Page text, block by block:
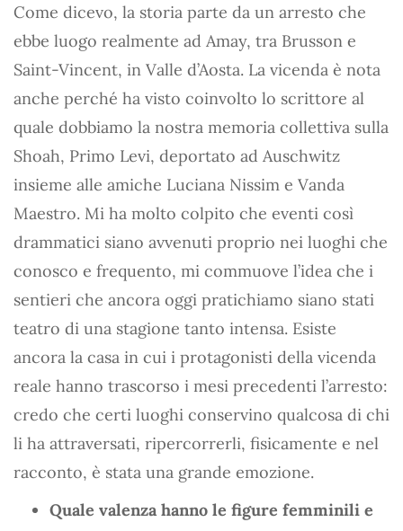
Come dicevo, la storia parte da un arresto che
ebbe luogo realmente ad Amay, tra Brusson e
Saint-Vincent, in Valle d’Aosta. La vicenda è nota
anche perché ha visto coinvolto lo scrittore al
quale dobbiamo la nostra memoria collettiva sulla
Shoah, Primo Levi, deportato ad Auschwitz
insieme alle amiche Luciana Nissim e Vanda
Maestro. Mi ha molto colpito che eventi così
drammatici siano avvenuti proprio nei luoghi che
conosco e frequento, mi commuove l’idea che i
sentieri che ancora oggi pratichiamo siano stati
teatro di una stagione tanto intensa. Esiste
ancora la casa in cui i protagonisti della vicenda
reale hanno trascorso i mesi precedenti l’arresto:
credo che certi luoghi conservino qualcosa di chi
li ha attraversati, ripercorrerli, fisicamente e nel
racconto, è stata una grande emozione.
Quale valenza hanno le figure femminili e